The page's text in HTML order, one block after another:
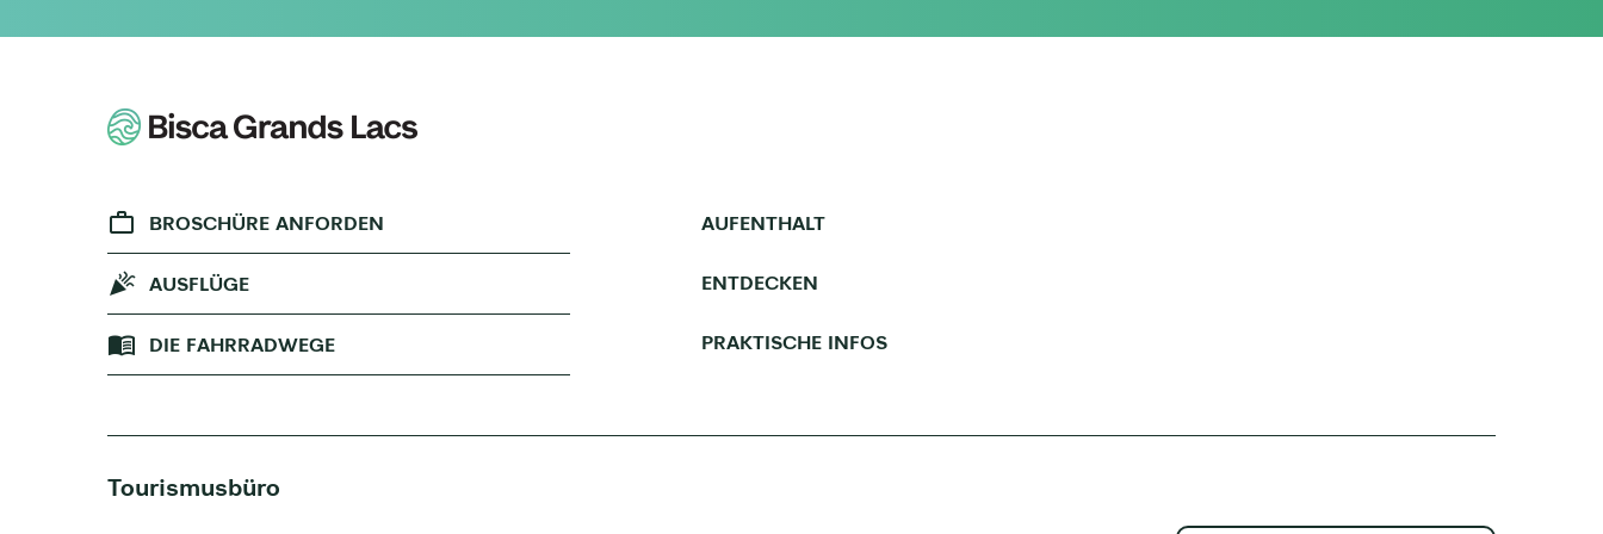
BROSCHÜRE ANFORDEN
AUSFLÜGE
DIE FAHRRADWEGE
AUFENTHALT
ENTDECKEN
PRAKTISCHE INFOS
Tourismusbüro